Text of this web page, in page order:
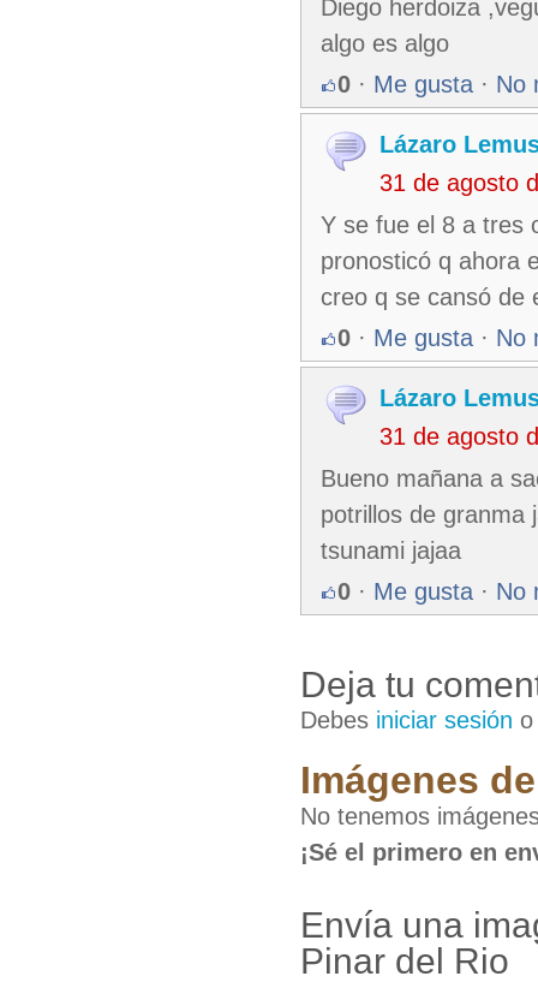
Diego herdoiza
algo es algo
0 · Me gusta · No
Lázaro
31 de agosto
Y se fue el 8 a tres
pronosticó q ahora
creo q se cansó de
0 · Me gusta · No
Lázaro
31 de agosto
Bueno mañana a
potrillos de granma
tsunami jajaa
0 · Me gusta · No
Deja tu
Debes iniciar sesión
Imágenes
No tenemos
¡Sé el primero en
Envía una
Pinar del Rio